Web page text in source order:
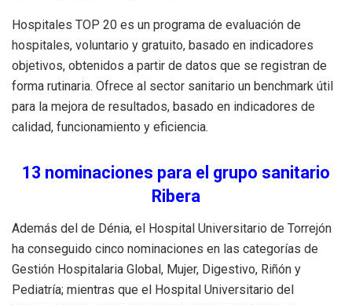
Hospitales TOP 20 es un programa de evaluación de
hospitales, voluntario y gratuito, basado en indicadores
objetivos, obtenidos a partir de datos que se registran de
forma rutinaria. Ofrece al sector sanitario un benchmark útil
para la mejora de resultados, basado en indicadores de
calidad, funcionamiento y eficiencia.
13 nominaciones para el grupo sanitario
Ribera
Además del de Dénia, el Hospital Universitario de Torrejón
ha conseguido cinco nominaciones en las categorías de
Gestión Hospitalaria Global, Mujer, Digestivo, Riñón y
Pediatría; mientras que el Hospital Universitario del